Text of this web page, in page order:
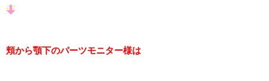
頬から顎下のパーツモニター様は